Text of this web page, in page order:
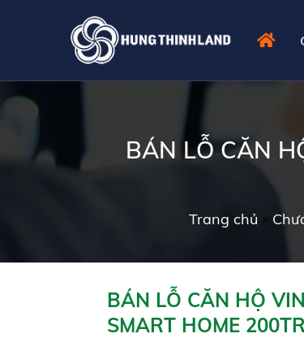
BÁN LỖ CĂN
Trang chủ »
BÁN LỖ CĂN HỘ
SMART HOME 200TR